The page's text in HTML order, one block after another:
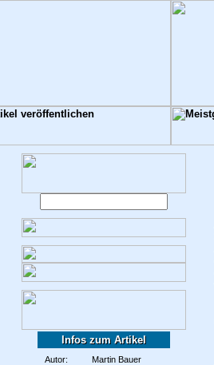
Infos zum Artikel
Autor:
Martin Bauer